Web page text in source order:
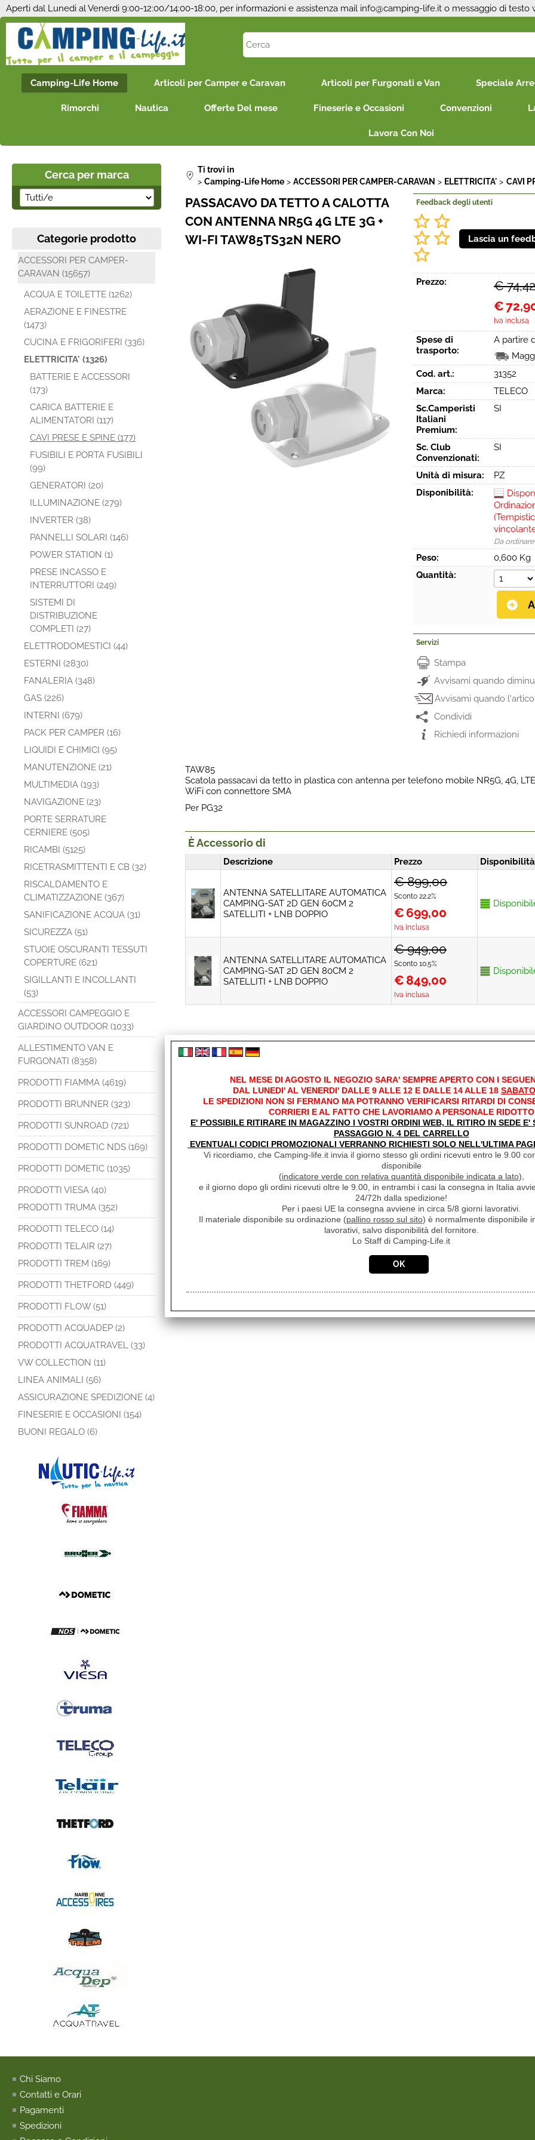
Aperti dal Lunedi al Venerdi 9:00-12:00/14:00-18:00, per informazioni e assistenza mail info@camping-life.it o messaggio di testo
Per
poi
Camping-Life Home Articoli per Camper e Caravan Articoli per Furgonati e Van Speciale
Rimorchi Nautica Offerte Del mese Fineserie e Occasioni Convenzioni
Lavora Con Noi
Cerca per marca
Categorie prodotto
ACCESSORI PER CAMPER-
CARAVAN (15657)
ACQUA E TOILETTE (1262)
AERAZIONE E FINESTRE
(1473)
CUCINA E FRIGORIFERI (336)
ELETTRICITA' (1326)
BATTERIE E ACCESSORI
(173)
CARICA BATTERIE E
ALIMENTATORI (117)
CAVI PRESE E SPINE (177)
FUSIBILI E PORTA FUSIBILI
(99)
GENERATORI (20)
ILLUMINAZIONE (279)
INVERTER (38)
PANNELLI SOLARI (146)
POWER STATION (1)
PRESE INCASSO E
INTERRUTTORI (249)
SISTEMI DI
DISTRIBUZIONE
COMPLETI (27)
ELETTRODOMESTICI (44)
ESTERNI (2830)
FANALERIA (348)
GAS (226)
INTERNI (679)
PACK PER CAMPER (16)
LIQUIDI E CHIMICI (95)
MANUTENZIONE (21)
MULTIMEDIA (193)
NAVIGAZIONE (23)
PORTE SERRATURE
CERNIERE (505)
RICAMBI (5125)
RICETRASMITTENTI E CB (32)
RISCALDAMENTO E
CLIMATIZZAZIONE (367)
SANIFICAZIONE ACQUA (31)
SICUREZZA (51)
STUOIE OSCURANTI TESSUTI
COPERTURE (621)
SIGILLANTI E INCOLLANTI
(53)
ACCESSORI CAMPEGGIO E
GIARDINO OUTDOOR (1033)
ALLESTIMENTO VAN E
FURGONATI (8358)
PRODOTTI FIAMMA (4619)
PRODOTTI BRUNNER (323)
PRODOTTI SUNROAD (721)
PRODOTTI DOMETIC NDS (169)
PRODOTTI DOMETIC (1035)
PRODOTTI VIESA (40)
PRODOTTI TRUMA (352)
PRODOTTI TELECO (14)
PRODOTTI TELAIR (27)
PRODOTTI TREM (169)
PRODOTTI THETFORD (449)
PRODOTTI FLOW (51)
PRODOTTI ACQUADEP (2)
PRODOTTI ACQUATRAVEL (33)
VW COLLECTION (11)
LINEA ANIMALI (56)
ASSICURAZIONE SPEDIZIONE (4)
FINESERIE E OCCASIONI (154)
BUONI REGALO (6)
Ti trovi in
Camping-Life Home
ACCESSORI PER CAMPER-CARAVAN ELETTRICITA' CAVI
PASSACAVO DA TETTO A CALOTTA
CON ANTENNA NR5G 4G LTE 3G +
WI-FI TAW85TS32N NERO
Feedback degli utenti
Prezzo:
€ 74,42
€
Iva inclusa
Spese di
trasporto:
A partire
Cod. art.:
31352
Marca:
TELECO
Sc.Camperisti
Italiani
Premium:
SI
Sc. Club
Convenzionati:
SI
Unità di misura:
PZ
Disponibilità:
Da
Peso:
0,600 Kg
Quantità:
Servizi
Stampa
Avvisami quando
Avvisami quando
Condividi
Richiedi informazioni
TAW85
Scatola passacavi da tetto in plastica con antenna per telefono mobile NR5G, 4G,
WiFi con connettore SMA
Per PG32
È Accessorio di
Descrizione Prezzo Disponibilità
ANTENNA SATELLITARE AUTOMATICA
CAMPING-SAT 2D GEN 60CM 2
SATELLITI + LNB DOPPIO
€ 899,00
Sconto 22.2%
€ 699,00
Iva inclusa
ANTENNA SATELLITARE AUTOMATICA
CAMPING-SAT 2D GEN 80CM 2
SATELLITI + LNB DOPPIO
€ 949,00
Sconto 10.5%
€ 849,00
Iva inclusa
Chi Siamo
Contatti e Orari
Pagamenti
Spedizioni
NEL MESE DI AGOSTO IL NEGOZIO SARA' SEMPRE APERTO CON I
DAL LUNEDI' AL VENERDI' DALLE 9 ALLE 12 E DALLE 14 ALLE 18
LE SPEDIZIONI NON SI FERMANO MA POTRANNO VERIFICARSI RITARDI DI
CORRIERI E AL FATTO CHE LAVORIAMO A PERSONALE RIDOTTO
E' POSSIBILE RITIRARE IN MAGAZZINO I VOSTRI ORDINI WEB, IL RITIRO IN SEDE E'
PASSAGGIO N. 4 DEL CARRELLO
EVENTUALI CODICI PROMOZIONALI VERRANNO RICHIESTI SOLO NELL'ULTIMA
Vi ricordiamo, che Camping-life.it invia il giorno stesso gli ordini ricevuti entro le 9.00
disponibile
(indicatore verde con relativa quantità disponibile indicata a lato),
e il giorno dopo gli ordini ricevuti oltre le 9.00, in entrambi i casi la consegna in Italia
24/72h dalla spedizione!
Per i paesi UE la consegna avviene in circa 5/8 giorni lavorativi.
Il materiale disponibile su ordinazione (pallino rosso sul sito) è normalmente disponibile
lavorativi, salvo disponibilità del fornitore.
Lo Staff di Camping-Life.it